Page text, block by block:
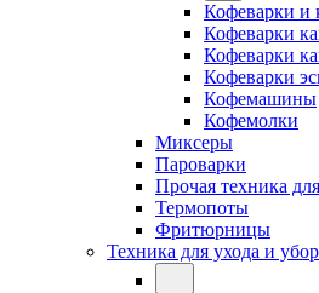
Кофеварки
Кофеварки
Кофеварки
Кофеварки
Кофемашины
Кофемолки
Миксеры
Пароварки
Прочая техника
Термопоты
Фритюрницы
Техника для ухода и